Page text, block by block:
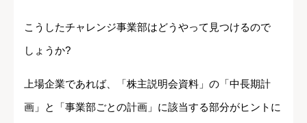
こうしたチャレンジ事業部はどうやって見つけるので
しょうか?
上場企業であれば、「株主説明会資料」の「中長期計
画」と「事業部ごとの計画」に該当する部分がヒントに